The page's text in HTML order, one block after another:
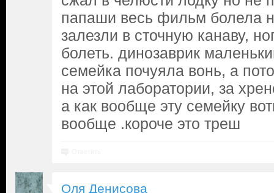
папаши весь фильм болела
залезли в сточную канаву,
болеть. динозаврик
семейка почуяла вонь, а
на этой лаборатории, за
а как вообще эту семейку
вообще .короче это треш
Оля Денисова